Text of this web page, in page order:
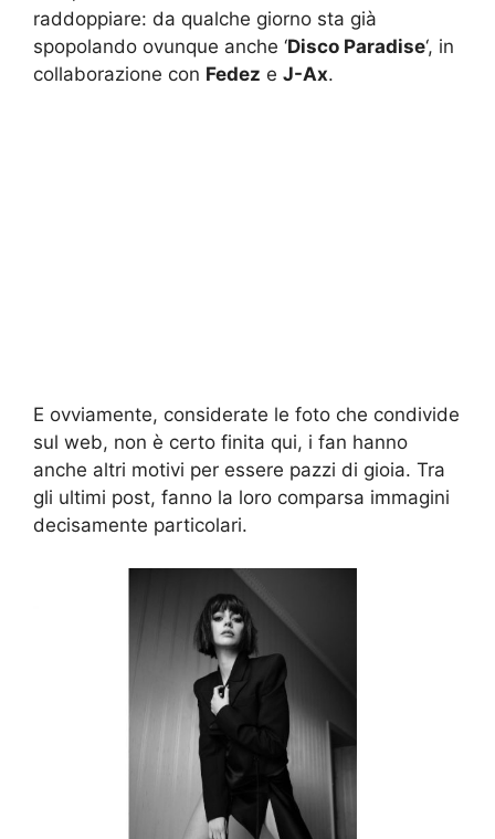
raddoppiare: da qualche giorno sta già
spopolando ovunque anche ‘Disco Paradise‘, in
collaborazione con Fedez e J-Ax.
E ovviamente, considerate le foto che condivide
sul web, non è certo finita qui, i fan hanno
anche altri motivi per essere pazzi di gioia. Tra
gli ultimi post, fanno la loro comparsa immagini
decisamente particolari.